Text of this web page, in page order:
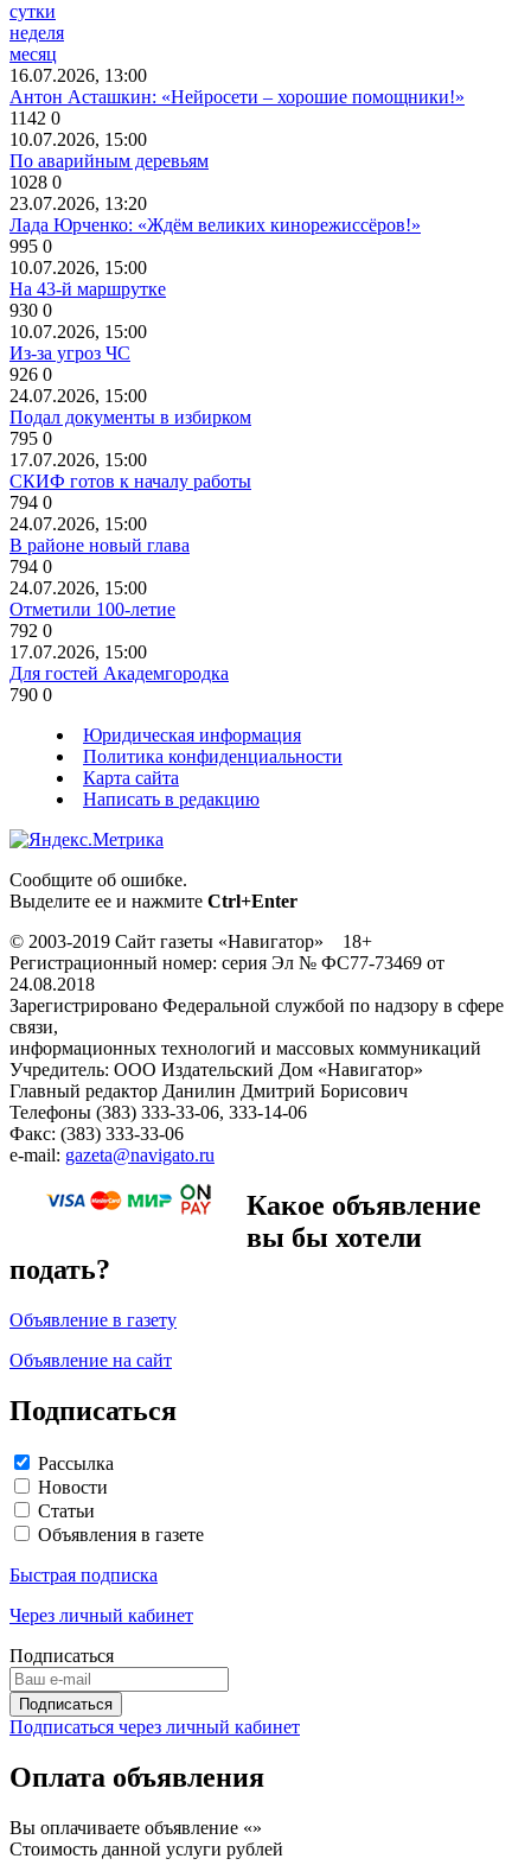
сутки
неделя
месяц
16.07.2026, 13:00
Антон Асташкин: «Нейросети – хорошие помощники!»
1142 0
10.07.2026, 15:00
По аварийным деревьям
1028 0
23.07.2026, 13:20
Лада Юрченко: «Ждём великих кинорежиссёров!»
995 0
10.07.2026, 15:00
На 43-й маршрутке
930 0
10.07.2026, 15:00
Из-за угроз ЧС
926 0
24.07.2026, 15:00
Подал документы в избирком
795 0
17.07.2026, 15:00
СКИФ готов к началу работы
794 0
24.07.2026, 15:00
В районе новый глава
794 0
24.07.2026, 15:00
Отметили 100-летие
792 0
17.07.2026, 15:00
Для гостей Академгородка
790 0
Юридическая информация
Политика конфиденциальности
Карта сайта
Написать в редакцию
Сообщите об ошибке.
Выделите ее и нажмите Ctrl+Enter
© 2003-2019 Сайт газеты «Навигатор» 18+
Регистрационный номер: серия Эл № ФС77-73469 от
24.08.2018
Зарегистрировано Федеральной службой по надзору в сфере
связи,
информационных технологий и массовых коммуникаций
Учредитель: ООО Издательский Дом «Навигатор»
Главный редактор Данилин Дмитрий Борисович
Телефоны (383) 333-33-06, 333-14-06
Факс: (383) 333-33-06
e-mail: gazeta@navigato.ru
Какое объявление
вы бы хотели
подать?
Объявление в газету
Объявление на сайт
Подписаться
Рассылка
Новости
Статьи
Объявления в газете
Быстрая подписка
Через личный кабинет
Подписаться
Подписаться через личный кабинет
Оплата объявления
Вы оплачиваете объявление «»
Стоимость данной услуги рублей